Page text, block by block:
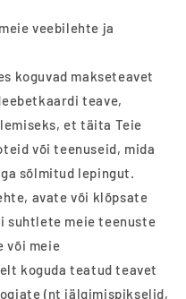
veebilehte ja
koguvad makseteavet
teave,
et täita Teie
või teenuseid, mida
sõlmitud lepingut.
avate või klõpsate
suhtlete meie teenuste
või meie
koguda teatud teavet
(nt jälgimispikselid,